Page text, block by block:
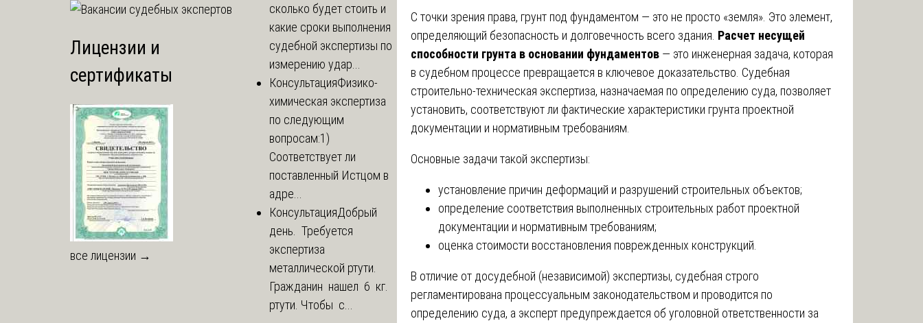
С точки зрения права, грунт под фундаментом — это не просто «земля». Это элемент,
определяющий безопасность и долговечность всего здания. Расчет несущей
способности грунта в основании фундаментов — это инженерная задача, которая
в судебном процессе превращается в ключевое доказательство. Судебная
строительно-техническая экспертиза, назначаемая по определению суда, позволяет
установить, соответствуют ли фактические характеристики грунта проектной
документации и нормативным требованиям.
Основные задачи такой экспертизы:
установление причин деформаций и разрушений строительных объектов;
определение соответствия выполненных строительных работ проектной
документации и нормативным требованиям;
оценка стоимости восстановления поврежденных конструкций.
В отличие от досудебной (независимой) экспертизы, судебная строго
регламентирована процессуальным законодательством и проводится по
определению суда, а эксперт предупреждается об уголовной ответственности за
Лицензии и
сертификаты
все лицензии →
сколько будет стоить и
какие сроки выполнения
судебной экспертизы по
измерению удар...
КонсультацияФизико-
химическая экспертиза
по следующим
вопросам:1)
Соответствует ли
поставленный Истцом в
адре...
КонсультацияДобрый
день. Требуется
экспертиза
металлической ртути.
Гражданин нашел 6 кг.
ртути. Чтобы с...